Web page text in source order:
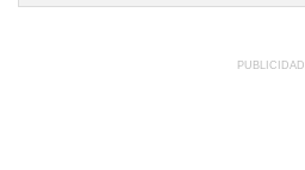
PUBLICIDAD